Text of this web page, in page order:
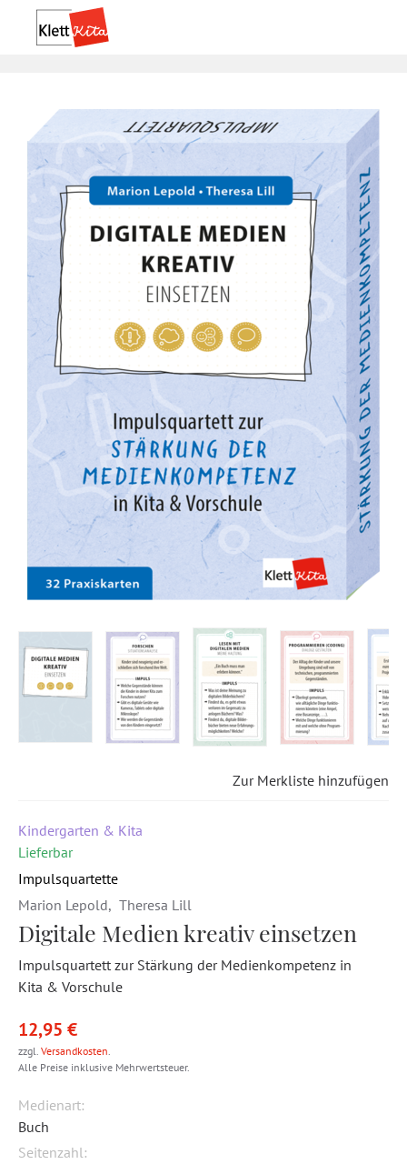
Zur Merkliste hinzufügen
Kindergarten & Kita
Lieferbar
Impulsquartette
Marion Lepold, Theresa Lill
Digitale Medien kreativ einsetzen
Impulsquartett zur Stärkung der Medienkompetenz in
Kita & Vorschule
12,95 €
zzgl. Versandkosten.
Alle Preise inklusive Mehrwertsteuer.
Medienart:
Buch
Seitenzahl: